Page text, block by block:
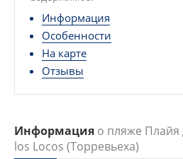
РЕЦЕПТЫ
ПРЕДЛОЖЕНИЯ
СТАТЬИ
Информация
Особенности
На карте
Отзывы
Информация о пляже Плайя
los Locos (Торревьеха)